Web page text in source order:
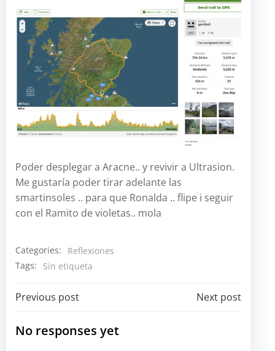
Poder desplegar a Aracne.. y revivir a Ultrasion.
Me gustaría poder tirar adelante las
smartinsoles .. para que Ronalda .. flipe i seguir
con el Ramito de violetas.. mola
Categories:
Reflexiones
Tags:
Sin etiqueta
Navegación
por
Previous post
Navegación
Next post
No responses yet